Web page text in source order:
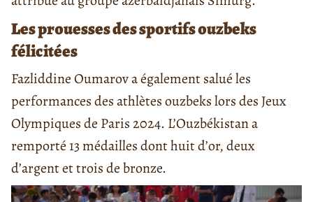
Les prouesses des sportifs ouzbeks
félicitées
Fazliddine Oumarov a également salué les
performances des athlètes ouzbeks lors des Jeux
Olympiques de Paris 2024. L’Ouzbékistan a
remporté 13 médailles dont huit d’or, deux
d’argent et trois de bronze.